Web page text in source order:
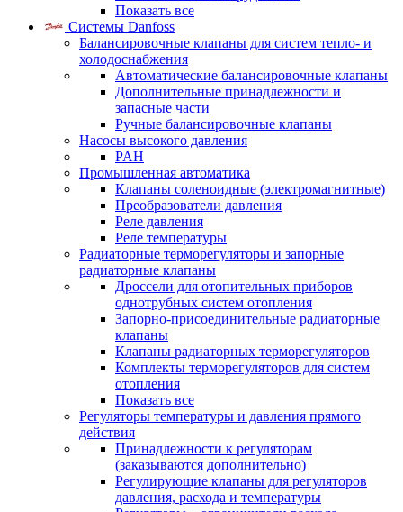
Показать все
Системы Danfoss
Балансировочные клапаны для систем тепло- и
холодоснабжения
Автоматические балансировочные клапаны
Дополнительные принадлежности и
запасные части
Ручные балансировочные клапаны
Насосы высокого давления
PAH
Промышленная автоматика
Клапаны соленоидные (электромагнитные)
Преобразователи давления
Реле давления
Реле температуры
Радиаторные терморегуляторы и запорные
радиаторные клапаны
Дроссели для отопительных приборов
однотрубных систем отопления
Запорно-присоединительные радиаторные
клапаны
Клапаны радиаторных терморегуляторов
Комплекты терморегуляторов для систем
отопления
Показать все
Регуляторы температуры и давления прямого
действия
Принадлежности к регуляторам
(заказываются дополнительно)
Регулирующие клапаны для регуляторов
давления, расхода и температуры